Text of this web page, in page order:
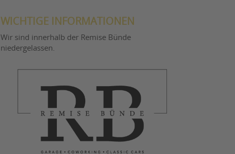
WICHTIGE INFORMATIONEN
Wir sind innerhalb der Remise Bünde
niedergelassen.